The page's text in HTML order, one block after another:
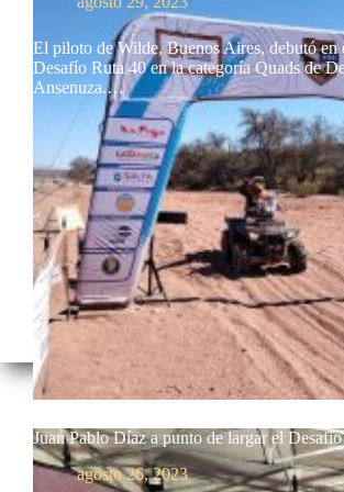
El piloto de Wilde, Buenos Aires, debutó en
Desafío Ruta 40 en la categoría Quads de
Ansenuza.…
Juan Pablo Díaz a punto de largar el
agosto 26, 2023